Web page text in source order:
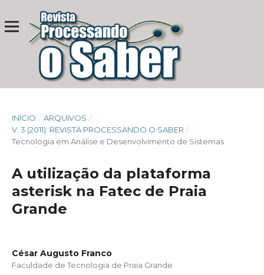
INÍCIO / ARQUIVOS /
V. 3 (2011): REVISTA PROCESSANDO O SABER /
Tecnologia em Análise e Desenvolvimento de Sistemas
A utilização da plataforma
asterisk na Fatec de Praia
Grande
César Augusto Franco
Faculdade de Tecnologia de Praia Grande